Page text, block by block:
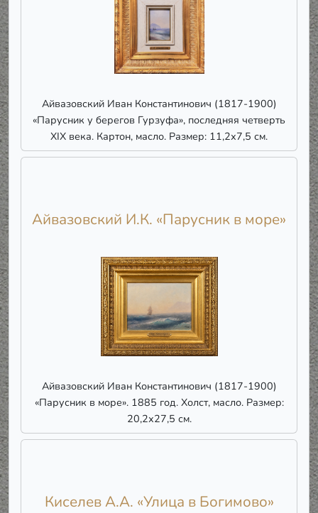
Айвазовский Иван Константинович (1817-1900)
«Парусник у берегов Гурзуфа», последняя четверть
ХІХ века. Картон, масло. Размер: 11,2х7,5 см.
Айвазовский И.К. «Парусник в море»
Айвазовский Иван Константинович (1817-1900)
«Парусник в море». 1885 год. Холст, масло. Размер:
20,2х27,5 см.
Киселев А.А. «Улица в Богимово»